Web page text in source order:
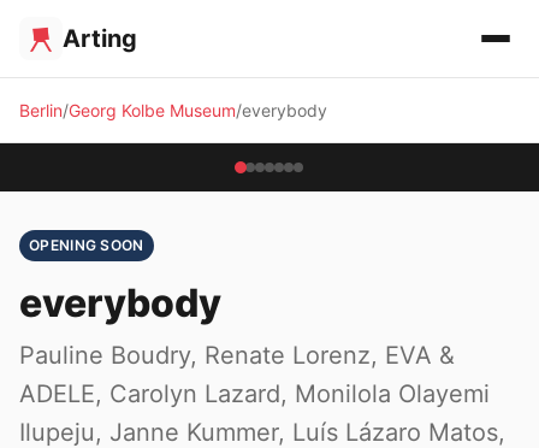
Arting
Berlin Georg Kolbe Museum everybody
OPENING SOON
everybody
Pauline Boudry, Renate Lorenz, EVA &
ADELE, Carolyn Lazard, Monilola Olayemi
Ilupeju, Janne Kummer, Luís Lázaro Matos,